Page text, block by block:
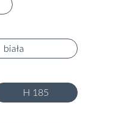
biała
H 185